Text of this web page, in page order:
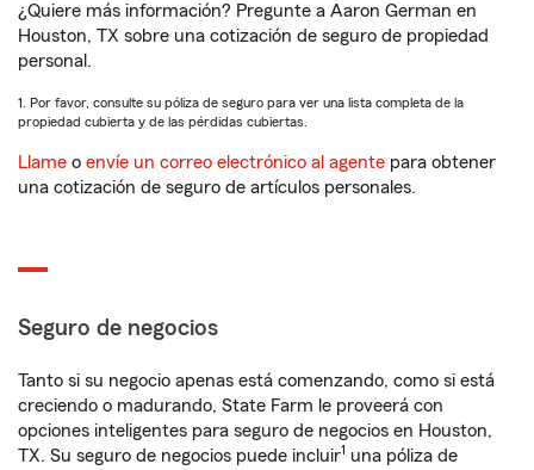
¿Quiere más información? Pregunte a Aaron German en
Houston, TX sobre una cotización de seguro de propiedad
personal.
1. Por favor, consulte su póliza de seguro para ver una lista completa de la
propiedad cubierta y de las pérdidas cubiertas.
Llame o envíe un correo electrónico al agente para obtener
una cotización de seguro de artículos personales.
Seguro de negocios
Tanto si su negocio apenas está comenzando, como si está
creciendo o madurando, State Farm le proveerá con
opciones inteligentes para seguro de negocios en Houston,
TX. Su seguro de negocios puede incluir1 una póliza de